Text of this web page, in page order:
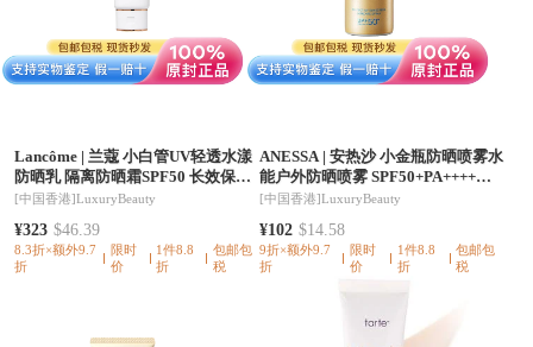
Lancôme| 兰蔻 小白管UV轻透水漾
防晒乳 隔离防晒霜SPF50 长效保湿
防晒乳 50ml
[中国香港]LuxuryBeauty
¥323 $46.39
8.3折×额外9.7
折
限时
价
1件8.8
折
包邮包
税
ANESSA|安热沙 小金瓶防晒喷雾水
能户外防晒喷雾 SPF50+PA++++防
水防汗防晒伤
[中国香港]LuxuryBeauty
¥102 $14.58
9折×额外9.7
折
限时
价
1件8.8
折
包邮包
税